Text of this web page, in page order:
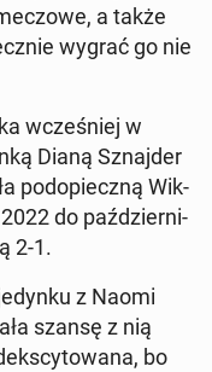
a także
wygrać go nie
wcześniej w
Dianą Sz­na­jder
podopieczną Wik­
do październi­
2-1.
z Naomi
szansę z nią
bo